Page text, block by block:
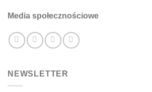
Media społecznościowe
NEWSLETTER